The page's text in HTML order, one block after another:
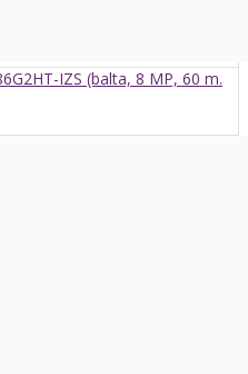
IZS (balta, 8 MP, 60 m.